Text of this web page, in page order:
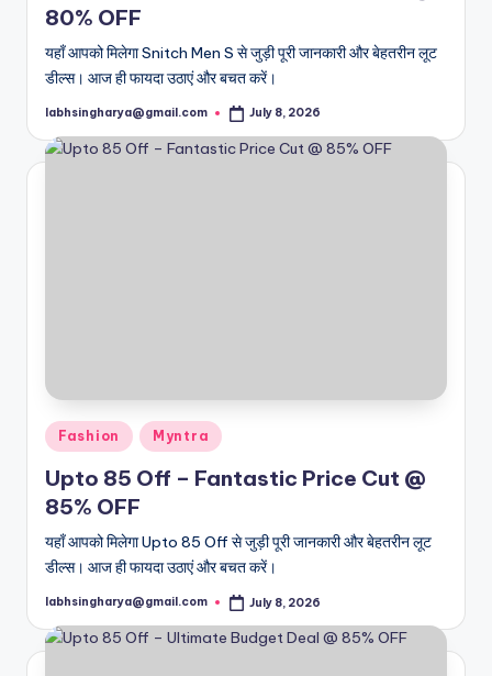
80% OFF
यहाँ आपको मिलेगा Snitch Men S से जुड़ी पूरी जानकारी और बेहतरीन लूट
डील्स। आज ही फायदा उठाएं और बचत करें।
Posted
labhsingharya@gmail.com July 8, 2026
Posted
in
Fashion Myntra
Upto 85 Off – Fantastic Price Cut @
85% OFF
यहाँ आपको मिलेगा Upto 85 Off से जुड़ी पूरी जानकारी और बेहतरीन लूट
डील्स। आज ही फायदा उठाएं और बचत करें।
Posted
labhsingharya@gmail.com July 8, 2026